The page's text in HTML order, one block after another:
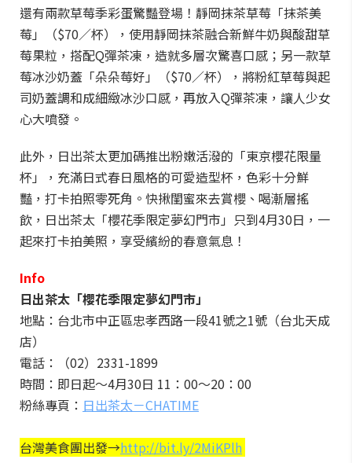
還有兩款草莓季彩蛋驚豔登場！靜岡抹茶草莓「抹茶美
莓」（$70／杯），使用靜岡抹茶融合新鮮牛奶與酸甜草
莓果粒，搭配Q彈茶凍，造就多層次驚喜口感；另一款草
莓冰沙奶蓋「朵朵莓好」（$70／杯），將粉紅草莓與起
司奶蓋調和成細緻冰沙口感，再放入Q彈茶凍，讓人少女
心大噴發。
此外，日出茶太更加碼推出粉嫩活潑的「東京櫻花限量
杯」，充滿日式春日風格的可愛造型杯，色彩十分鮮
豔，打卡拍照零死角。快揪閨蜜來去賞櫻、喝漸層搖
飲，日出茶太「櫻花季限定夢幻門市」只到4月30日，一
起來打卡拍美照，享受繽紛的春意氣息！
Info
日出茶太「櫻花季限定夢幻門市」
地點：台北市中正區忠孝西路一段41號之1號（台北天成
店）
電話：（02）2331-1899
時間：即日起～4月30日 11：00～20：00
粉絲專頁： 日出茶太－CHATIME
台灣美食團出發→http://bit.ly/2MiKPlh